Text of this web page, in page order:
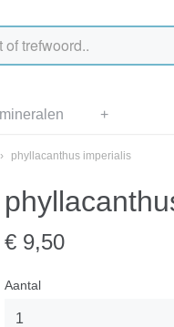
+
› phyllacanthus imperialis
€ 9,50
Aantal